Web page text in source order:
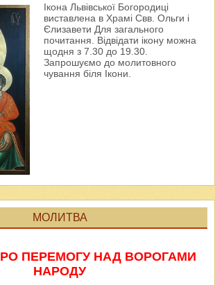
Ікона Львівської Богородиці
виставлена в Храмі Свв. Ольги і
Єлизавети Для загального
почитання. Відвідати ікону можна
щодня з 7.30 до 19.30.
Запрошуємо до молитовного
чування біля Ікони.
МОЛИТВА
ПЕРЕМОГУ НАД ВОРОГАМИ
НАРОДУ